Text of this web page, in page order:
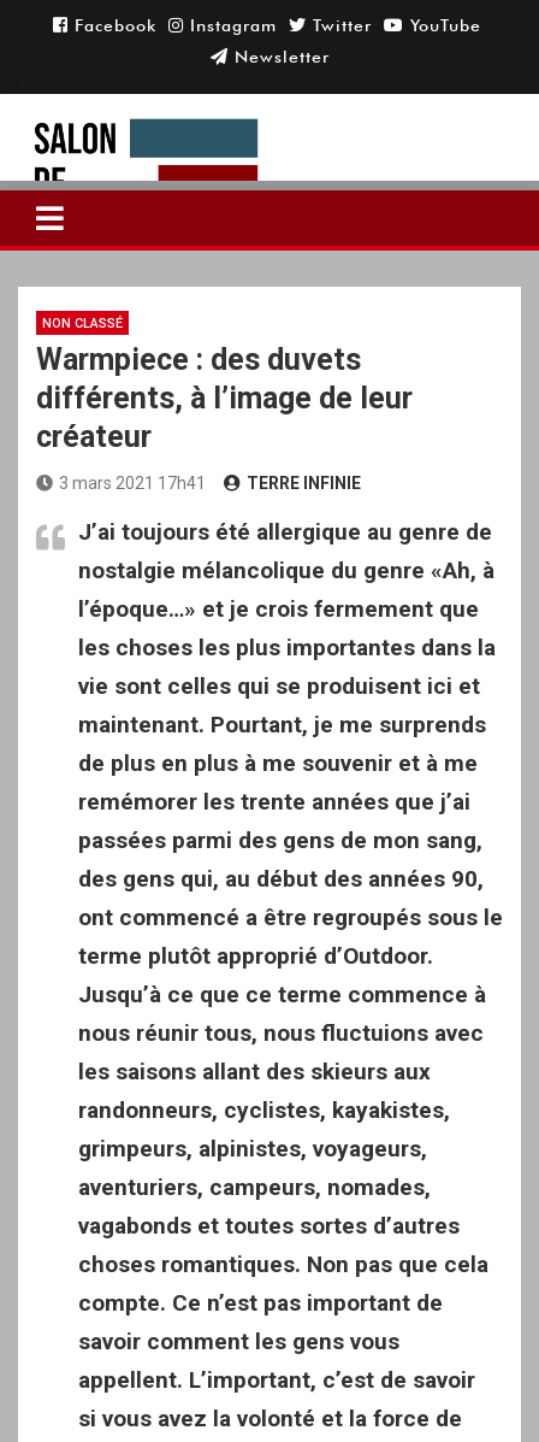
NON CLASSÉ
Warmpiece : des duvets
différents, à l’image de leur
créateur
3 mars 2021 17h41 TERRE INFINIE
J’ai toujours été allergique au genre de
nostalgie mélancolique du genre «Ah, à
l’époque…» et je crois fermement que
les choses les plus importantes dans la
vie sont celles qui se produisent ici et
maintenant. Pourtant, je me surprends
de plus en plus à me souvenir et à me
remémorer les trente années que j’ai
passées parmi des gens de mon sang,
des gens qui, au début des années 90,
ont commencé a être regroupés sous le
terme plutôt approprié d’Outdoor.
Jusqu’à ce que ce terme commence à
nous réunir tous, nous fluctuions avec
les saisons allant des skieurs aux
randonneurs, cyclistes, kayakistes,
grimpeurs, alpinistes, voyageurs,
aventuriers, campeurs, nomades,
vagabonds et toutes sortes d’autres
choses romantiques. Non pas que cela
compte. Ce n’est pas important de
savoir comment les gens vous
appellent. L’important, c’est de savoir
si vous avez la volonté et la force de